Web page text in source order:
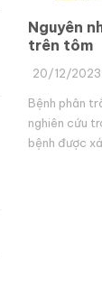
Nguyên
trên tôm
20/12/2023
Bệnh phân
nghiên cứu
bệnh được